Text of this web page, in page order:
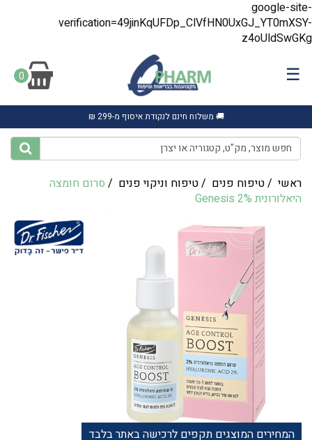
google-site-
verification=49jinKqUFDp_ClVfHN0UxGJ_YT0mXSY-
z4oUldSwGKg
☰
0
🚚 משלוח חינם לנקודת איסוף מ-299 ₪
ראשי /טיפוח פנים /טיפוח וניקוי פנים / ‎סרום חומצה
היאלורונית 2% Genesis
המחירים המוצגים תקפים לרכישה באתר בלבד